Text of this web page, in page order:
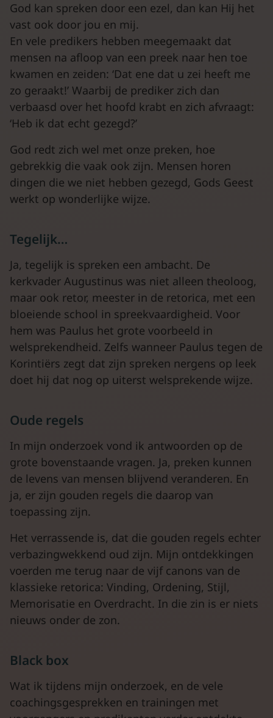
God kan spreken door een ezel, dan kan Hij het
vast ook door jou en mij.
En vele predikers hebben meegemaakt dat
mensen na afloop van een preek naar hen toe
kwamen en zeiden: ‘Dat ene dat u zei heeft me
zo geraakt!’ Waarbij de prediker zich dan
verbaasd over het hoofd krabt en zich afvraagt:
‘Heb ik dat echt gezegd?’
God redt zich wel met onze preken, hoe
gebrekkig die vaak ook zijn. Mensen horen
dingen die we niet hebben gezegd, Gods Geest
werkt op wonderlijke wijze.
Tegelijk…
Ja, tegelijk is spreken een ambacht. De
kerkvader Augustinus was niet alleen theoloog,
maar ook retor, meester in de retorica, met een
bloeiende school in spreekvaardigheid. Voor
hem was Paulus het grote voorbeeld in
welsprekendheid. Zelfs wanneer Paulus tegen de
Korintiërs zegt dat zijn spreken nergens op leek
doet hij dat nog op uiterst welsprekende wijze.
Oude regels
In mijn onderzoek vond ik antwoorden op de
grote bovenstaande vragen. Ja, preken kunnen
de levens van mensen blijvend veranderen. En
ja, er zijn gouden regels die daarop van
toepassing zijn.
Het verrassende is, dat die gouden regels echter
verbazingwekkend oud zijn. Mijn ontdekkingen
voerden me terug naar de vijf canons van de
klassieke retorica: Vinding, Ordening, Stijl,
Memorisatie en Overdracht. In die zin is er niets
nieuws onder de zon.
Black box
Wat ik tijdens mijn onderzoek, en de vele
coachingsgesprekken en trainingen met